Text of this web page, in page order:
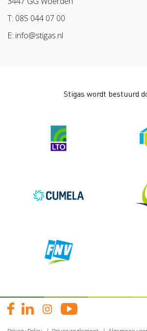
Werken aan morgen
Arbeidsmarkt
T: 085 044 07 00
E: info@stigas.nl
Stigas wordt bestuurd